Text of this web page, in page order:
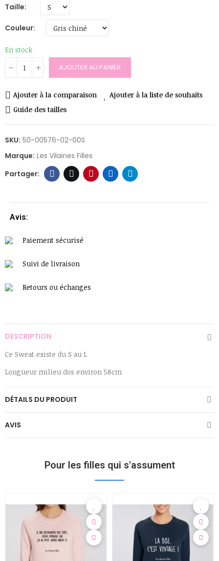
Taille
Couleur
En stock
AJOUTER AU PANIER
Ajouter à la comparaison
Ajouter à la liste de souhaits
Guide des tailles
SKU: 50-00576-02-00S
Marque: Les Vilaines Filles
Avis:
Paiement sécurisé
Suivi de livraison
Retours ou échanges
DESCRIPTION
Ce Sweat existe du S au L
Longueur milieu dos environ 58cm
DÉTAILS DU PRODUIT
AVIS
Pour les filles qui s'assument